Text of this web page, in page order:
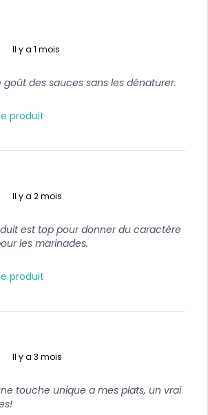
Il y a 1 mois
des sauces sans les dénaturer.
produit
Il y a 2 mois
est top pour donner du caractère
les marinades.
produit
Il y a 3 mois
touche unique a mes plats, un vrai